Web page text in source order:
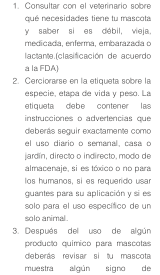
Consultar con el veterinario sobre
qué necesidades tiene tu mascota
y saber si es débil, vieja,
medicada, enferma, embarazada o
lactante.(clasificación de acuerdo
a la FDA)
Cerciorarse en la etiqueta sobre la
especie, etapa de vida y peso. La
etiqueta debe contener las
instrucciones o advertencias que
deberás seguir exactamente como
el uso diario o semanal, casa o
jardín, directo o indirecto, modo de
almacenaje, si es tóxico o no para
los humanos, si es requerido usar
guantes para su aplicación y si es
solo para el uso específico de un
solo animal.
Después del uso de algún
producto químico para mascotas
deberás revisar si tu mascota
muestra algún signo de